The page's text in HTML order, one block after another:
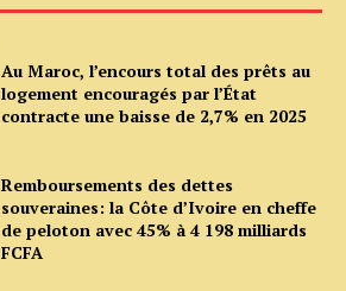
Au Maroc, l’encours total des prêts au
logement encouragés par l’État
contracte une baisse de 2,7% en 2025
Remboursements des dettes
souveraines: la Côte d’Ivoire en cheffe
de peloton avec 45% à 4 198 milliards
FCFA